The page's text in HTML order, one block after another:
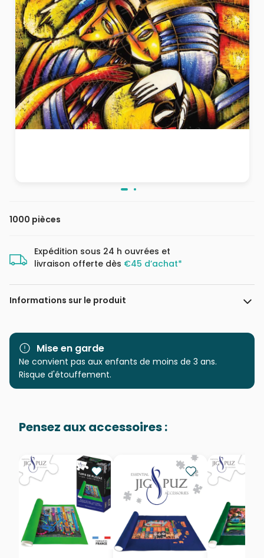
1000 pièces
Expédition sous 24 h ouvrées et
livraison offerte dès €45 d’achat*
Informations sur le produit
Marque Magnolia
Catégorie Puzzles - Art
Age
Puzzle pour Adultes (500 à
Provenance Puzzles fabriqués en France
EAN 8699375066586
Nombre de pièces 1000 pièces
Dimensions 68 x 48 cm
Mise en garde
Ne convient pas aux enfants de moins de 3 ans.
Risque d'étouffement.
Pensez aux accessoires :